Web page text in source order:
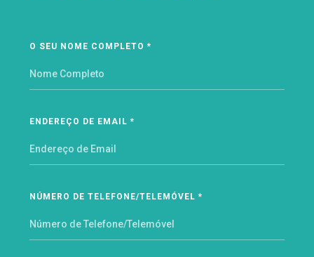
O SEU NOME COMPLETO *
ENDEREÇO DE EMAIL *
NÚMERO DE TELEFONE/TELEMÓVEL *